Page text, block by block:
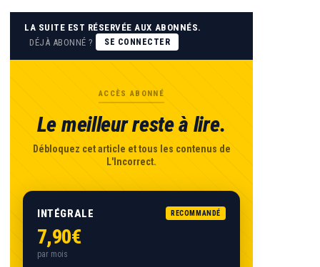
LA SUITE EST RÉSERVÉE AUX ABONNÉS.
DÉJÀ ABONNÉ ?
SE CONNECTER
ACCÈS ABONNÉ
Le meilleur reste à lire.
Débloquez cet article et tous les contenus de
L'Incorrect.
INTÉGRALE RECOMMANDÉ
7,90€
par mois